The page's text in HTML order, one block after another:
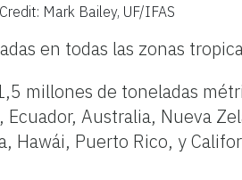
Credit: Mark Bailey, UF/IFAS
en todas las zonas
millones de toneladas
Australia, Nueva
Hawái, Puerto Rico, y